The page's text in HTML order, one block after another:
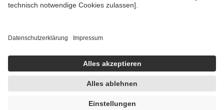
getroffen, um sicherzustellen, dass es sich um echte Bewertungen
https://help.etrusted.com/hc/de/articles/4419944605341
Einige Bilder und Inhalte wurden unter Zuhilfenahme künstlicher